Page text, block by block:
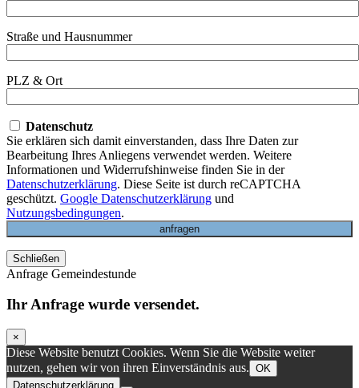
Straße und Hausnummer
PLZ & Ort
Datenschutz
Sie erklären sich damit einverstanden, dass Ihre Daten zur
Bearbeitung Ihres Anliegens verwendet werden. Weitere
Informationen und Widerrufshinweise finden Sie in der
Datenschutzerklärung. Diese Seite ist durch reCAPTCHA
geschützt. Google Datenschutzerklärung und
Nutzungsbedingungen.
Schließen
Anfrage Gemeindestunde
Ihr Anfrage wurde versendet.
×
Diese Website benutzt Cookies. Wenn Sie die Website weiter
nutzen, gehen wir von ihren Einverständnis aus. OK
Datenschutzerklärung